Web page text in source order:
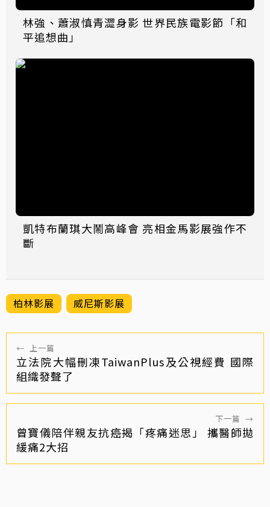
林強、蕭淑慎青澀身影 世界民族電影節「和
平追想曲」
凱特布蘭琪大鬧高峰會 亮相金馬影展強作不
斷
柏林影展 威尼斯影展
← 上一篇
立法院大幅刪凍TaiwanPlus及公視經費 國際
組織發聲了
下一篇 →
曾寶儀陪伴親友抗癌揭「疼痛迷思」 攜醫師拋
緩痛2大招